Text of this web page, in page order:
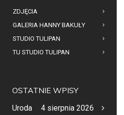
ZDJĘCIA
GALERIA HANNY BAKUŁY
STUDIO TULIPAN
TU STUDIO TULIPAN
OSTATNIE WPISY
Uroda
4 sierpnia 2026